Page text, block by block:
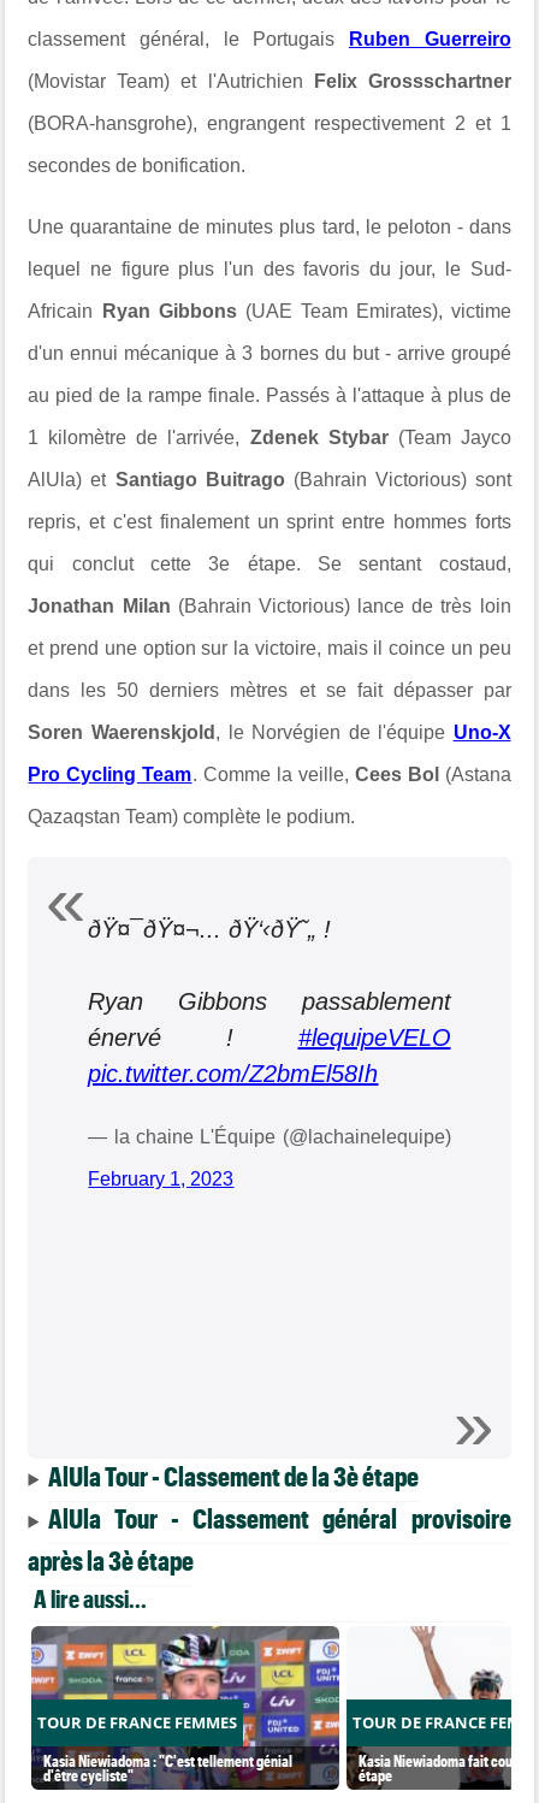
classement général, le Portugais Ruben Guerreiro
(Movistar Team) et l'Autrichien Felix Grossschartner
(BORA-hansgrohe), engrangent respectivement 2 et 1
secondes de bonification.
Une quarantaine de minutes plus tard, le peloton - dans
lequel ne figure plus l'un des favoris du jour, le Sud-
Africain Ryan Gibbons(UAE Team Emirates), victime
d'un ennui mécanique à 3 bornes du but - arrive groupé
au pied de la rampe finale. Passés à l'attaque à plus de
1 kilomètre de l'arrivée, Zdenek Stybar(Team Jayco
AlUla) et Santiago Buitrago (Bahrain Victorious) sont
repris, et c'est finalement un sprint entre hommes forts
qui conclut cette 3e étape. Se sentant costaud,
Jonathan Milan (Bahrain Victorious) lance de très loin
et prend une option sur la victoire, mais il coince un peu
dans les 50 derniers mètres et se fait dépasser par
Soren Waerenskjold , le Norvégien de l'équipe Uno-X
Pro Cycling Team. Comme la veille, Cees Bol (Astana
Qazaqstan Team) complète le podium.
ðŸ¤¯ðŸ¤¬... ðŸ‘‹ðŸ˜„ !
Ryan Gibbons passablement
énervé ! #lequipeVELO
pic.twitter.com/Z2bmEl58Ih
— la chaine L'Équipe (@lachainelequipe)
February 1, 2023
AlUla Tour - Classement de la 3è étape
AlUla Tour - Classement général provisoire
après la 3è étape
A lire aussi...
TOUR DE FRANCE FEMMES
Kasia Niewiadoma : "C'est tellement génial
d'être cycliste"
TOUR DE FRANCE
Kasia Niewiadoma fait coup
étape